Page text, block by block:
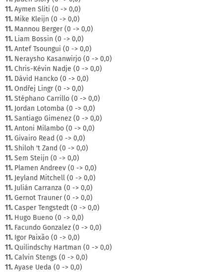
11.Aymen Sliti (0 -> 0,0)
11.Mike Kleijn (0 -> 0,0)
11.Mannou Berger (0 -> 0,0)
11.Liam Bossin (0 -> 0,0)
11.Antef Tsoungui (0 -> 0,0)
11.Neraysho Kasanwirjo (0 -> 0,0)
11.Chris-Kévin Nadje (0 -> 0,0)
11.Dávid Hancko (0 -> 0,0)
11.Ondřej Lingr (0 -> 0,0)
11.Stéphano Carrillo (0 -> 0,0)
11.Jordan Lotomba (0 -> 0,0)
11.Santiago Gimenez (0 -> 0,0)
11.Antoni Milambo (0 -> 0,0)
11.Givairo Read (0 -> 0,0)
11.Shiloh 't Zand (0 -> 0,0)
11.Sem Steijn (0 -> 0,0)
11.Plamen Andreev (0 -> 0,0)
11.Jeyland Mitchell (0 -> 0,0)
11.Julián Carranza (0 -> 0,0)
11.Gernot Trauner (0 -> 0,0)
11.Casper Tengstedt (0 -> 0,0)
11.Hugo Bueno (0 -> 0,0)
11.Facundo Gonzalez (0 -> 0,0)
11.Igor Paixão (0 -> 0,0)
11.Quilindschy Hartman (0 -> 0,0)
11.Calvin Stengs (0 -> 0,0)
11.Ayase Ueda (0 -> 0,0)